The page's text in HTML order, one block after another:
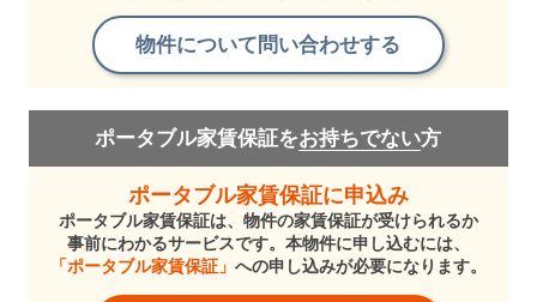
物件について問い合わせする
ポータブル家賃保証をお持ちでない方
ポータブル家賃保証に申込み
ポータブル家賃保証は、物件の家賃保証が受けられるか
事前にわかるサービスです。本物件に申し込むには、
「ポータブル家賃保証」 への申し込みが必要になります。